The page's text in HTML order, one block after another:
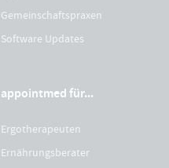
Gemeinschaftspraxen
Software Updates
appointmed für...
Ergotherapeuten
Ernährungsberater